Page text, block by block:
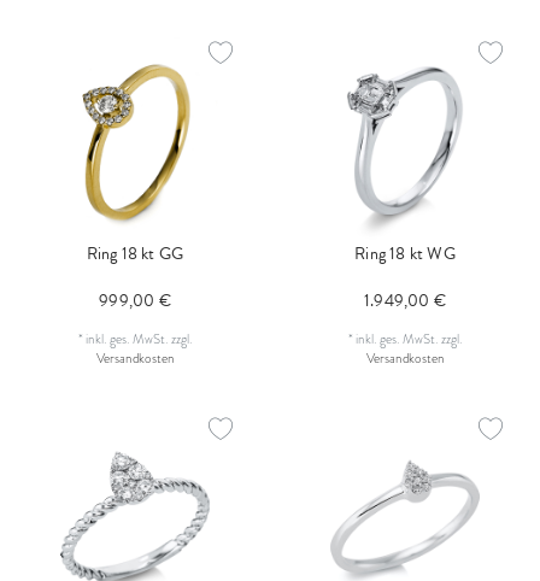
Ring 18 kt GG
999,00 €
* inkl. ges. MwSt.zzgl.
Versandkosten
Ring 18 kt WG
1.949,00 €
* inkl. ges. MwSt.zzgl.
Versandkosten